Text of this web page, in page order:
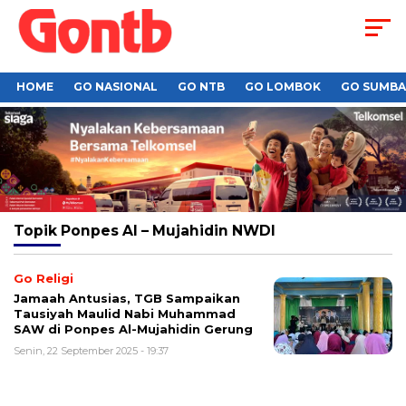
HOME GO NASIONAL GO NTB GO LOMBOK GO
Topik Ponpes Al – Mujahidin NWDI
Go Religi
Jamaah Antusias, TGB Sampaikan
Tausiyah Maulid Nabi Muhammad
SAW di Ponpes Al-Mujahidin Gerung
Senin, 22 September 2025 - 19:37